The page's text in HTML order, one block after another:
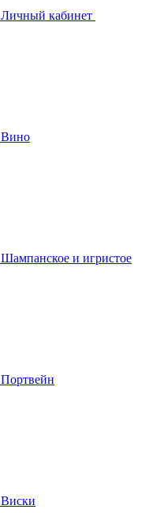
Личный кабинет
Вино
Шампанское и игристое
Портвейн
Виски